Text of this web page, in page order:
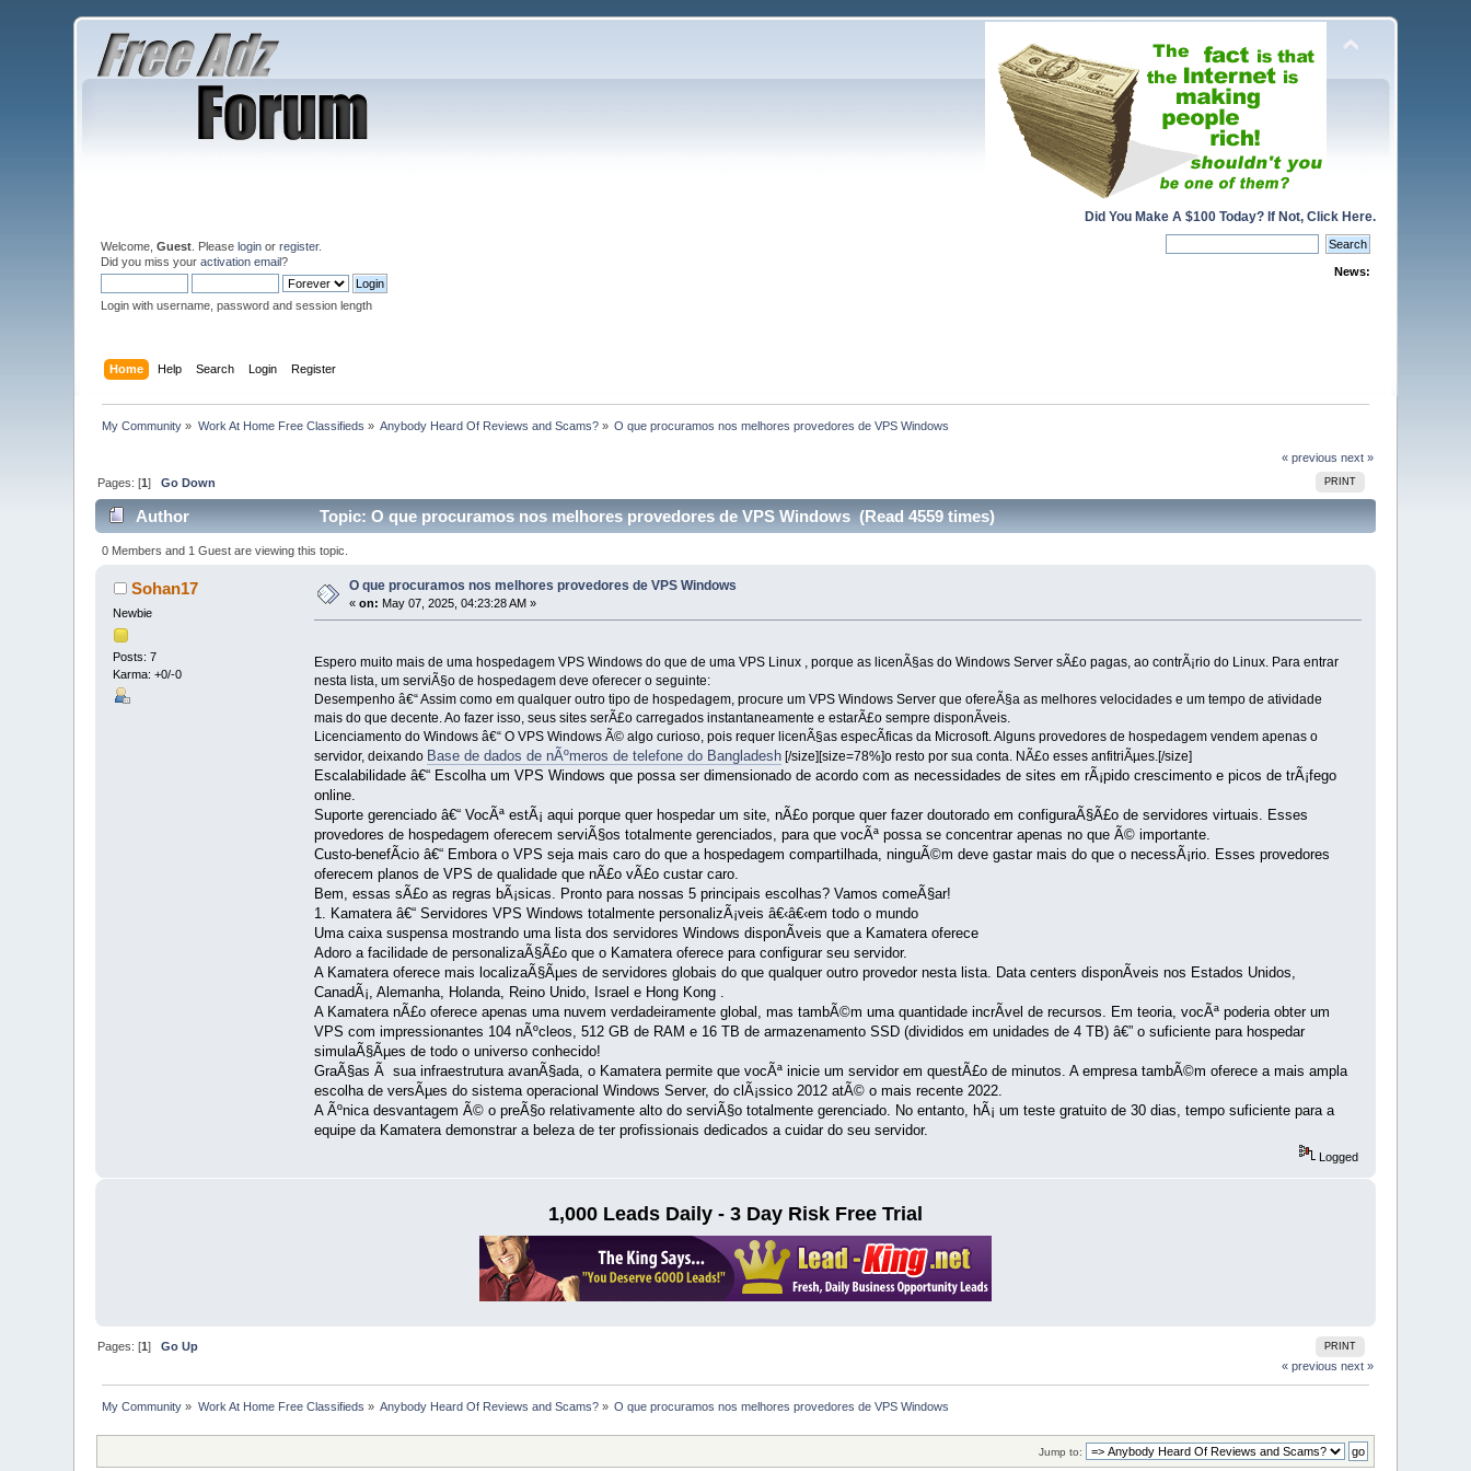
Did You Make A $100 Today? If Not, Click Here.
Welcome,Guest . Pleaselogin orregister.
Did you miss youractivation email?
Login with username, password and session length
News:
Home Help Search Login Register
My Community » Work At Home Free Classifieds » Anybody Heard Of Reviews and Scams? » O que procuramos nos melhores provedores de VPS Windows
« previous next »
PRINT
Pages: [1]Go Down
Author Topic: O que procuramos nos melhores provedores de VPS Windows (Read 4559 times)
0 Members and 1 Guest are viewing this topic.
Sohan17
Newbie
Posts: 7
Karma: +0/-0
O que procuramos nos melhores provedores de VPS Windows
«on: May 07, 2025, 04:23:28 AM »
Espero muito mais de uma hospedagem VPS Windows do que de uma VPS Linux , porque as licenÃ§as do Windows Server sÃ£o pagas, ao contrÃ¡rio do Linux. Para entrar
nesta lista, um serviÃ§o de hospedagem deve oferecer o seguinte:
Desempenho â€“ Assim como em qualquer outro tipo de hospedagem, procure um VPS Windows Server que ofereÃ§a as melhores velocidades e um tempo de atividade
mais do que decente. Ao fazer isso, seus sites serÃ£o carregados instantaneamente e estarÃ£o sempre disponÃ­veis.
Licenciamento do Windows â€“ O VPS Windows Ã© algo curioso, pois requer licenÃ§as especÃ­ficas da Microsoft. Alguns provedores de hospedagem vendem apenas o
servidor, deixando Base de dados de nÃºmeros de telefone do Bangladesh[/size][size=78%]o resto por sua conta. NÃ£o esses anfitriÃµes.[/size]
Escalabilidade â€“ Escolha um VPS Windows que possa ser dimensionado de acordo com as necessidades de sites em rÃ¡pido crescimento e picos de trÃ¡fego
online.
Suporte gerenciado â€“ VocÃª estÃ¡ aqui porque quer hospedar um site, nÃ£o porque quer fazer doutorado em configuraÃ§Ã£o de servidores virtuais. Esses
provedores de hospedagem oferecem serviÃ§os totalmente gerenciados, para que vocÃª possa se concentrar apenas no que Ã© importante.
Custo-benefÃ­cio â€“ Embora o VPS seja mais caro do que a hospedagem compartilhada, ninguÃ©m deve gastar mais do que o necessÃ¡rio. Esses provedores
oferecem planos de VPS de qualidade que nÃ£o vÃ£o custar caro.
Bem, essas sÃ£o as regras bÃ¡sicas. Pronto para nossas 5 principais escolhas? Vamos comeÃ§ar!
1. Kamatera â€“ Servidores VPS Windows totalmente personalizÃ¡veis â€‹â€‹em todo o mundo
Uma caixa suspensa mostrando uma lista dos servidores Windows disponÃ­veis que a Kamatera oferece
Adoro a facilidade de personalizaÃ§Ã£o que o Kamatera oferece para configurar seu servidor.
A Kamatera oferece mais localizaÃ§Ãµes de servidores globais do que qualquer outro provedor nesta lista. Data centers disponÃ­veis nos Estados Unidos,
CanadÃ¡, Alemanha, Holanda, Reino Unido, Israel e Hong Kong .
A Kamatera nÃ£o oferece apenas uma nuvem verdadeiramente global, mas tambÃ©m uma quantidade incrÃ­vel de recursos. Em teoria, vocÃª poderia obter um
VPS com impressionantes 104 nÃºcleos, 512 GB de RAM e 16 TB de armazenamento SSD (divididos em unidades de 4 TB) â€” o suficiente para hospedar
simulaÃ§Ãµes de todo o universo conhecido!
GraÃ§as Ã sua infraestrutura avanÃ§ada, o Kamatera permite que vocÃª inicie um servidor em questÃ£o de minutos. A empresa tambÃ©m oferece a mais ampla
escolha de versÃµes do sistema operacional Windows Server, do clÃ¡ssico 2012 atÃ© o mais recente 2022.
A Ãºnica desvantagem Ã© o preÃ§o relativamente alto do serviÃ§o totalmente gerenciado. No entanto, hÃ¡ um teste gratuito de 30 dias, tempo suficiente para a
equipe da Kamatera demonstrar a beleza de ter profissionais dedicados a cuidar do seu servidor.
Logged
1,000 Leads Daily - 3 Day Risk Free Trial
PRINT
Pages: [1]Go Up
« previous next »
My Community » Work At Home Free Classifieds » Anybody Heard Of Reviews and Scams? » O que procuramos nos melhores provedores de VPS Windows
Jump to: